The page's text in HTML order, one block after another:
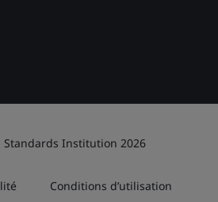
Institution 2026
Conditions d’utilisation